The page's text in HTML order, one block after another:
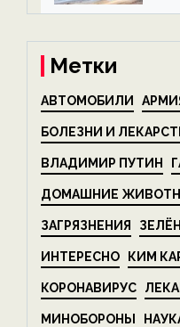
на
Метки
АВТОМОБИЛИ
БОЛЕЗНИ И
ВЛАДИМИР ПУТИН
ДОМАШНИЕ
ЗАГРЯЗНЕНИЯ
ИНТЕРЕСНО КИМ
КОРОНАВИРУС
МИНОБОРОНЫ